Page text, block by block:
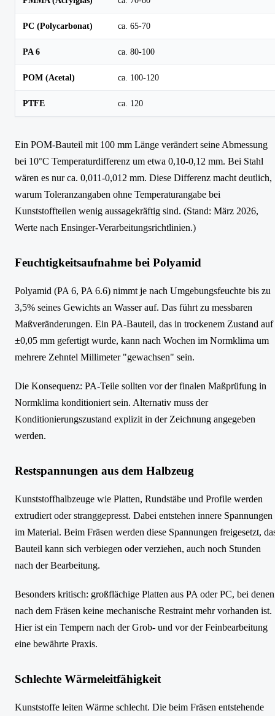
PC (Polycarbonat) ca. 65-70
PA 6 ca. 80-100
POM (Acetal) ca. 100-120
PTFE ca. 120
Ein POM-Bauteil mit 100 mm Länge verändert seine Abmessung
bei 10°C Temperaturdifferenz um etwa 0,10-0,12 mm. Bei Stahl
wären es nur ca. 0,011-0,012 mm. Diese Differenz macht deutlich,
warum Toleranzangaben ohne Temperaturangabe bei
Kunststoffteilen wenig aussagekräftig sind. (Stand: März 2026,
Werte nach Ensinger-Verarbeitungsrichtlinien.)
Feuchtigkeitsaufnahme bei Polyamid
Polyamid (PA 6, PA 6.6) nimmt je nach Umgebungsfeuchte bis zu
3,5% seines Gewichts an Wasser auf. Das führt zu messbaren
Maßveränderungen. Ein PA-Bauteil, das in trockenem Zustand auf
±0,05 mm gefertigt wurde, kann nach Wochen im Normklima um
mehrere Zehntel Millimeter "gewachsen" sein.
Die Konsequenz: PA-Teile sollten vor der finalen Maßprüfung in
Normklima konditioniert sein. Alternativ muss der
Konditionierungszustand explizit in der Zeichnung angegeben
werden.
Restspannungen aus dem Halbzeug
Kunststoffhalbzeuge wie Platten, Rundstäbe und Profile werden
extrudiert oder stranggepresst. Dabei entstehen innere Spannungen
im Material. Beim Fräsen werden diese Spannungen freigesetzt,
Bauteil kann sich verbiegen oder verziehen, auch noch Stunden
nach der Bearbeitung.
Besonders kritisch: großflächige Platten aus PA oder PC, bei denen
nach dem Fräsen keine mechanische Restraint mehr vorhanden ist.
Hier ist ein Tempern nach der Grob- und vor der Feinbearbeitung
eine bewährte Praxis.
Schlechte Wärmeleitfähigkeit
Kunststoffe leiten Wärme schlecht. Die beim Fräsen entstehende